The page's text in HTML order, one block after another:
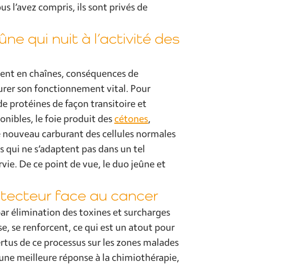
l’avez compris, ils sont privés de
qui nuit à l’activité des
en chaînes, conséquences de
son fonctionnement vital. Pour
protéines de façon transitoire et
le foie produit des cétones,
carburant des cellules normales
ne s’adaptent pas dans un tel
De ce point de vue, le duo jeûne et
face au cancer
élimination des toxines et surcharges
se renforcent, ce qui est un atout pour
de ce processus sur les zones malades
meilleure réponse à la chimiothérapie,